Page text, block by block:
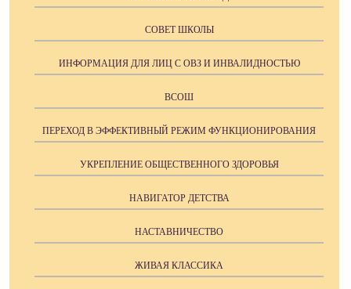
СОВЕТ ШКОЛЫ
ИНФОРМАЦИЯ ДЛЯ ЛИЦ С ОВЗ И ИНВАЛИДНОСТЬЮ
ВСОШ
ПЕРЕХОД В ЭФФЕКТИВНЫЙ РЕЖИМ ФУНКЦИОНИРОВАНИЯ
УКРЕПЛЕНИЕ ОБЩЕСТВЕННОГО ЗДОРОВЬЯ
НАВИГАТОР ДЕТСТВА
НАСТАВНИЧЕСТВО
ЖИВАЯ КЛАССИКА